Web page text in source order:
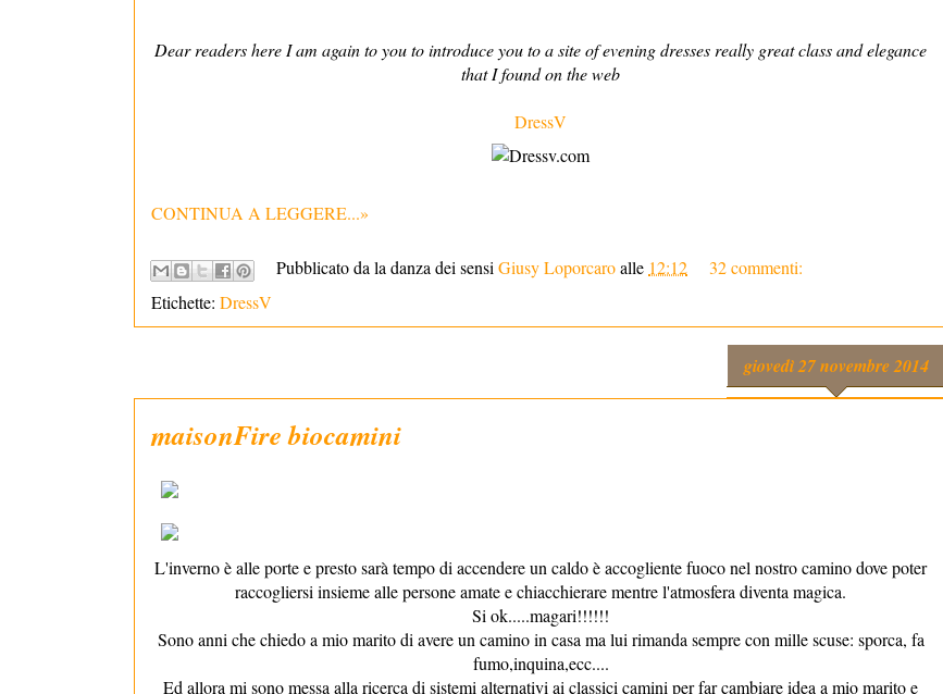
Dear readers here I am again to you to introduce you to a site of evening dresses really great class and elegance
that I found on the web
DressV
CONTINUA A LEGGERE...»
Pubblicato da la danza dei sensi Giusy Loporcaroalle 12:12
32 commenti:
Etichette: DressV
giovedì 27 novembre 2014
maisonFire biocamini
L'inverno è alle porte e presto sarà tempo di accendere un caldo è accogliente fuoco nel nostro camino dove poter
raccogliersi insieme alle persone amate e chiacchierare mentre l'atmosfera diventa magica.
Si ok.....magari!!!!!!
Sono anni che chiedo a mio marito di avere un camino in casa ma lui rimanda sempre con mille scuse: sporca, fa
fumo,inquina,ecc....
Ed allora mi sono messa alla ricerca di sistemi alternativi ai classici camini per far cambiare idea a mio marito e